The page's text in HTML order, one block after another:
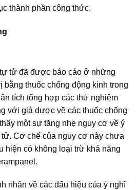
thành phần công thức.
tử đã được báo cáo ở những
bằng thuốc chống động kinh trong
tích tổng hợp các thử nghiệm
với giả dược về các thuốc chống
một sự tăng nhẹ nguy cơ về ý
Cơ chế của nguy cơ này chưa
hiện có không loại trừ khả năng
nhân về các dấu hiệu của ý nghĩ